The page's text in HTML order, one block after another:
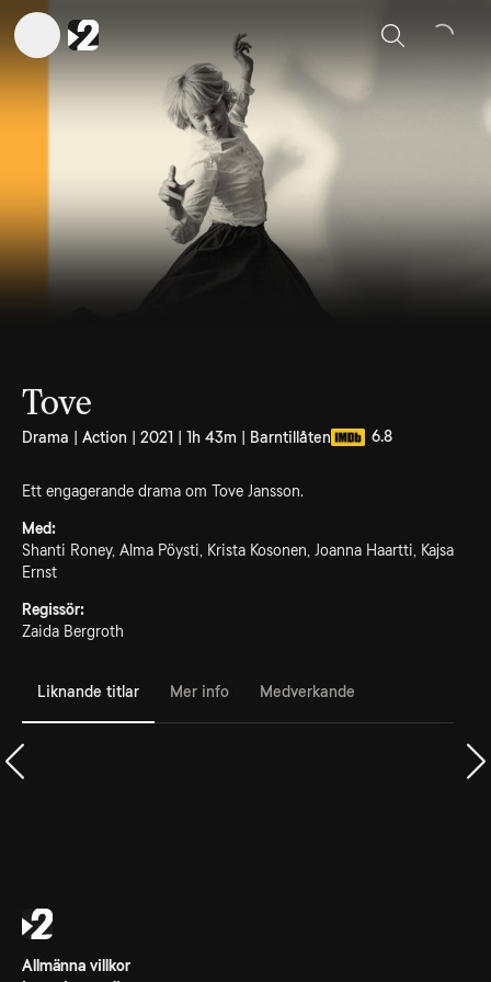
Sök
Tove
Drama | Action | 2021 | 1h 43m | Barntillåten 6.8
Ett engagerande drama om Tove Jansson.
Med:
Shanti Roney, Alma Pöysti, Krista Kosonen, Joanna Haartti, Kajsa
Ernst
Regissör:
Zaida Bergroth
Liknande titlar Mer info Medverkande
Allmänna villkor